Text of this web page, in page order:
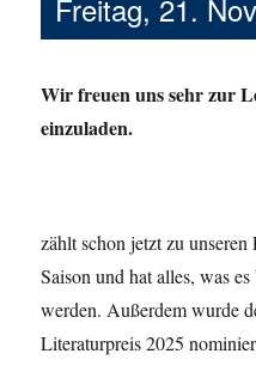
Freitag, 21.
Wir freuen uns sehr zur
einzuladen.
zählt schon jetzt zu
Saison und hat alles, was
werden. Außerdem wurde
Literaturpreis 2025